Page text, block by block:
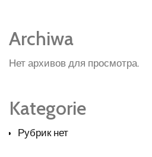
Archiwa
Нет архивов для просмотра.
Kategorie
Рубрик нет